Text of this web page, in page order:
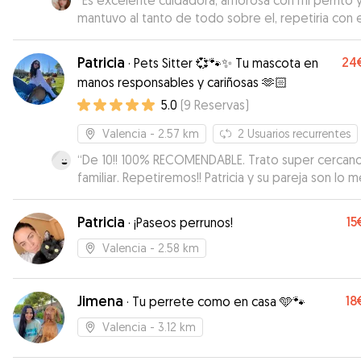
mantuvo al tanto de todo sobre el, repetiria con
100%”
Patricia · Pets Sitter 💞🐾✨ Tu mascota en
manos responsables y cariñosas 🫶🏻
5.0 (9 Reservas)
Valencia - 2.57 km 2 Usuarios recurrentes
“De 10!! 100% RECOMENDABLE. Trato super
familiar. Repetiremos!! Patricia y su pareja son lo
No sólo por la exquisita atención a nuestro
no, por la atención con nosotros en todo
para que fuéramos conocedores de cómo
Taco. Fotos, videos, comunicación plena. Llegamos
nosotros después de cómo estuvo con ellos.😃
tiene una cardiopatía y necesita medicación
nos tenía preocupados pero, nada, igual o mejor
con nosotros!!!”
Patricia · ¡Paseos perrunos!
Valencia - 2.58 km
Jimena · Tu perrete como en casa 🩵🐾
Valencia - 3.12 km